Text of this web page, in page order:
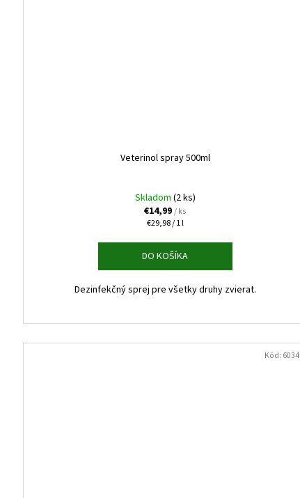
Veterinol spray 500ml
Skladom (2 ks)
€14,99/ ks
Jednotková
€29,98 / 1 l
DO KOŠÍKA
Dezinfekčný sprej pre všetky druhy zvierat.
Kód: 6034